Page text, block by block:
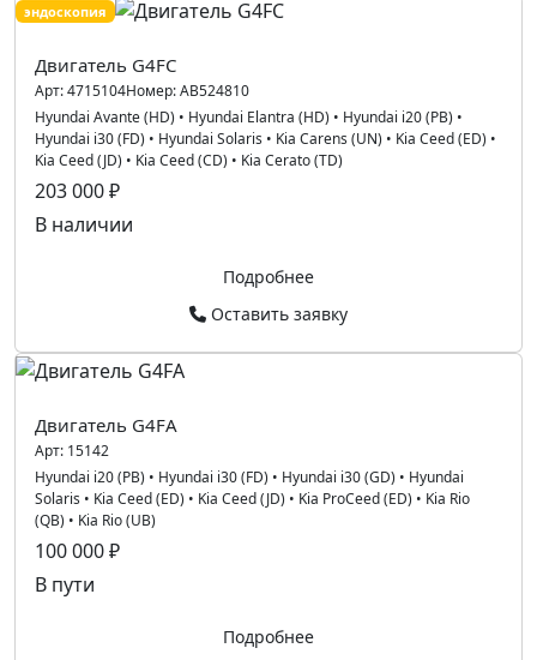
эндоскопия
Двигатель G4FC
Арт:4715104Номер:AB524810
Hyundai Avante (HD) • Hyundai Elantra (HD) • Hyundai i20 (PB) •
Hyundai i30 (FD) • Hyundai Solaris • Kia Carens (UN) • Kia Ceed (ED) •
Kia Ceed (JD) • Kia Ceed (CD) • Kia Cerato (TD)
203 000 ₽
В наличии
Подробнее
Оставить заявку
Двигатель G4FA
Арт: 15142
Hyundai i20 (PB) • Hyundai i30 (FD) • Hyundai i30 (GD) • Hyundai
Solaris • Kia Ceed (ED) • Kia Ceed (JD) • Kia ProCeed (ED) • Kia Rio
(QB) • Kia Rio (UB)
100 000 ₽
В пути
Подробнее